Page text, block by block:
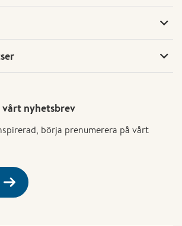
nyhetsbrev
börja prenumerera på vårt